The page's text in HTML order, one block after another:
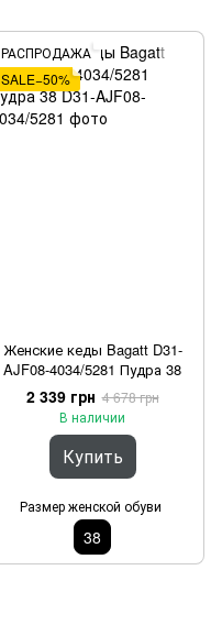
РАСПРОДАЖА
SALE−50%
Женские кеды Bagatt D31-
AJF08-4034/5281 Пудра 38
2 339 грн 4 678 грн
В наличии
Купить
Размер женской обуви
38